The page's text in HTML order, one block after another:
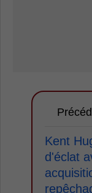
Kent
d'éclat